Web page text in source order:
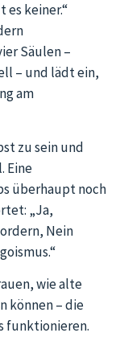
es keiner.“
Säulen –
– und lädt ein,
am
zu sein und
Eine
überhaupt noch
„Ja,
Nein
wie alte
können – die
funktionieren.